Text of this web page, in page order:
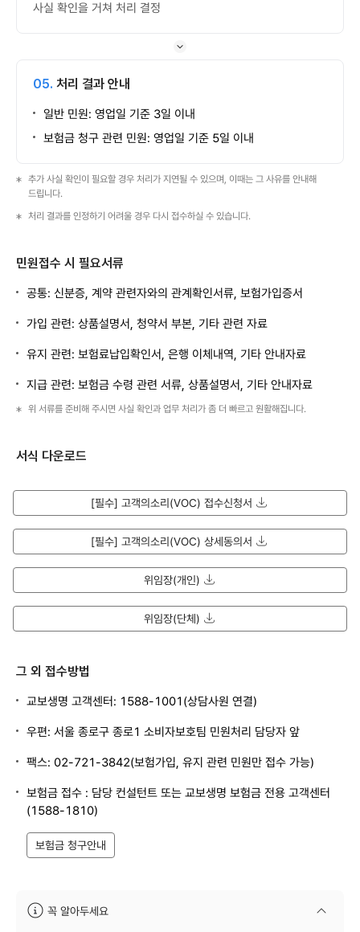
사실 확인을 거쳐 처리 결정
05. 처리 결과 안내
일반 민원: 영업일 기준 3일 이내
보험금 청구 관련 민원: 영업일 기준 5일 이내
추가 사실 확인이 필요할 경우 처리가 지연될 수 있으며, 이때는 그 사유를 안내해
드립니다.
처리 결과를 인정하기 어려울 경우 다시 접수하실 수 있습니다.
민원접수 시 필요서류
공통: 신분증, 계약 관련자와의 관계확인서류, 보험가입증서
가입 관련: 상품설명서, 청약서 부본, 기타 관련 자료
유지 관련: 보험료납입확인서, 은행 이체내역, 기타 안내자료
지급 관련: 보험금 수령 관련 서류, 상품설명서, 기타 안내자료
위 서류를 준비해 주시면 사실 확인과 업무 처리가 좀 더 빠르고 원활해집니다.
서식 다운로드
[필수] 고객의소리(VOC) 접수신청서
다운로드
[필수] 고객의소리(VOC) 상세동의서
다운로드
위임장(개인)
다운로드
위임장(단체)
다운로드
그 외 접수방법
교보생명 고객센터: 1588-1001 (상담사원 연결)
우편: 서울 종로구 종로1 소비자보호팀 민원처리 담당자 앞
팩스: 02-721-3842(보험가입, 유지 관련 민원만 접수 가능)
보험금 접수 : 담당 컨설턴트 또는 교보생명 보험금 전용 고객센터
(1588-1810)
보험금 청구안내
꼭 알아두세요